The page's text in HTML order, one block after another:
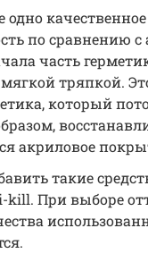
качественное
по сравнению с
часть
тряпкой.
который
акриловое
такие
kill. При выборе